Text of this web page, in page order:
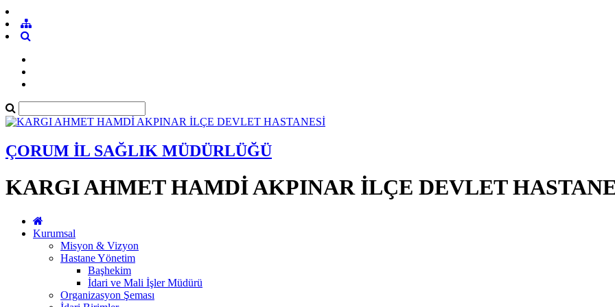
ÇORUM İL SAĞLIK MÜDÜRLÜĞÜ
KARGI AHMET HAMDİ AKPINAR İLÇE DEVLET
Kurumsal
Misyon & Vizyon
Hastane Yönetim
Başhekim
İdari ve Mali İşler Müdürü
Organizasyon Şeması